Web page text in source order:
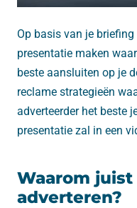
Op basis van je
presentatie maken
beste aansluiten op je
reclame strategieën
adverteerder het beste
presentatie zal in een
Waarom
adverteren?